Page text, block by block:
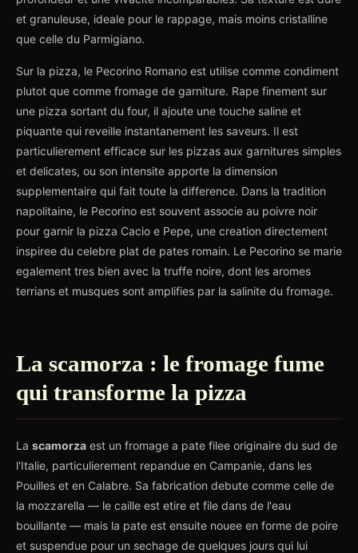
et granuleuse, ideale pour le rappage, mais moins cristalline
que celle du Parmigiano.
Sur la pizza, le Pecorino Romano est utilise comme condiment
plutot que comme fromage de garniture. Rape finement sur
une pizza sortant du four, il ajoute une touche saline et
piquante qui reveille instantanement les saveurs. Il est
particulierement efficace sur les pizzas aux garnitures simples
et delicates, ou son intensite apporte la dimension
supplementaire qui fait toute la difference. Dans la tradition
napolitaine, le Pecorino est souvent associe au poivre noir
pour garnir la pizza Cacio e Pepe, une creation directement
inspiree du celebre plat de pates romain. Le Pecorino se marie
egalement tres bien avec la truffe noire, dont les aromes
terrians et musques sont amplifies par la salinite du fromage.
La scamorza : le fromage fume
qui transforme la pizza
La scamorza est un fromage a pate filee originaire du sud de
l'Italie, particulierement repandue en Campanie, dans les
Pouilles et en Calabre. Sa fabrication debute comme celle de
la mozzarella — le caille est etire et file dans de l'eau
bouillante — mais la pate est ensuite nouee en forme de poire
et suspendue pour un sechage de quelques jours qui lui